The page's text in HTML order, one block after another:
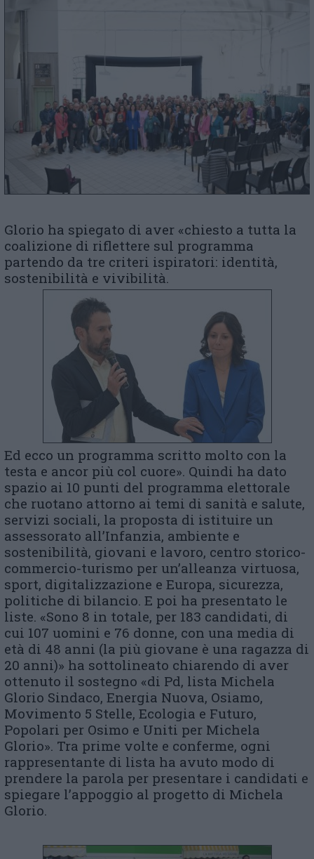
Glorio ha spiegato di aver «chiesto a tutta la
coalizione di riflettere sul programma
partendo da tre criteri ispiratori: identità,
sostenibilità e vivibilità.
Ed ecco un programma scritto molto con la
testa e ancor più col cuore». Quindi ha dato
spazio ai 10 punti del programma elettorale
che ruotano attorno ai temi di sanità e salute,
servizi sociali, la proposta di istituire un
assessorato all’Infanzia, ambiente e
sostenibilità, giovani e lavoro, centro storico-
commercio-turismo per un’alleanza virtuosa,
sport, digitalizzazione e Europa, sicurezza,
politiche di bilancio. E poi ha presentato le
liste. «Sono 8 in totale, per 183 candidati, di
cui 107 uomini e 76 donne, con una media di
età di 48 anni (la più giovane è una ragazza di
20 anni)» ha sottolineato chiarendo di aver
ottenuto il sostegno «di Pd, lista Michela
Glorio Sindaco, Energia Nuova, Osiamo,
Movimento 5 Stelle, Ecologia e Futuro,
Popolari per Osimo e Uniti per Michela
Glorio». Tra prime volte e conferme, ogni
rappresentante di lista ha avuto modo di
prendere la parola per presentare i candidati e
spiegare l’appoggio al progetto di Michela
Glorio.